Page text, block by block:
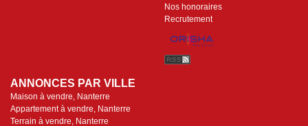
Nos honoraires
Recrutement
ANNONCES PAR VILLE
Maison à vendre, Nanterre
Appartement à vendre, Nanterre
Terrain à vendre, Nanterre